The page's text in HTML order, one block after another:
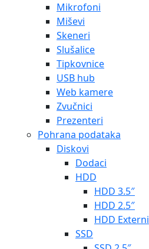
Mikrofoni
Miševi
Skeneri
Slušalice
Tipkovnice
USB hub
Web kamere
Zvučnici
Prezenteri
Pohrana podataka
Diskovi
Dodaci
HDD
HDD 3.5″
HDD 2.5″
HDD Externi
SSD